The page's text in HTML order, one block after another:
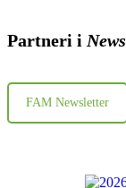
Partneri i
FAM Newsletter